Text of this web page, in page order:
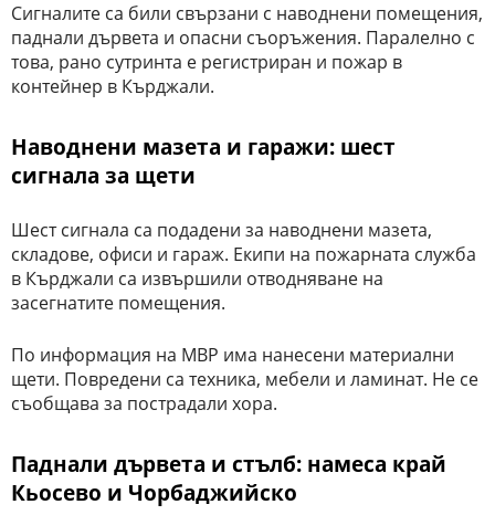
Сигналите са били свързани с наводнени помещения,
паднали дървета и опасни съоръжения. Паралелно с
това, рано сутринта е регистриран и пожар в
контейнер в Кърджали.
Наводнени мазета и гаражи: шест
сигнала за щети
Шест сигнала са подадени за наводнени мазета,
складове, офиси и гараж. Екипи на пожарната служба
в Кърджали са извършили отводняване на
засегнатите помещения.
По информация на МВР има нанесени материални
щети. Повредени са техника, мебели и ламинат. Не се
съобщава за пострадали хора.
Паднали дървета и стълб: намеса край
Кьосево и Чорбаджийско